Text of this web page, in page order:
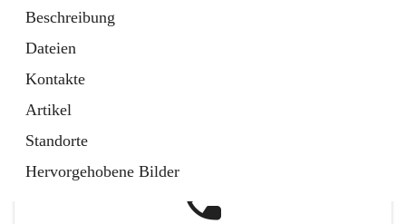
Beschreibung
Dateien
Kontakte
Artikel
Standorte
Hervorgehobene Bilder